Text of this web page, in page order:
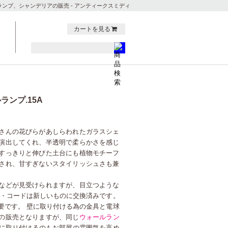
ンプ、シャンデリアの販売 - アンティークスミディ
カートを見る
ンプ.15A
んの花びらがあしらわれたガラスシェ
出してくれ、半透明で柔らかさを感じ
っきりと伸びた土台にも植物モチーフ
れ、甘すぎないスタイリッシュさも兼
どが見受けられますが、目立つような
コードは新しいものに交換済みです。
です。 壁に取り付ける為の金具と電球
販売となりますが、同じ ウォールラン